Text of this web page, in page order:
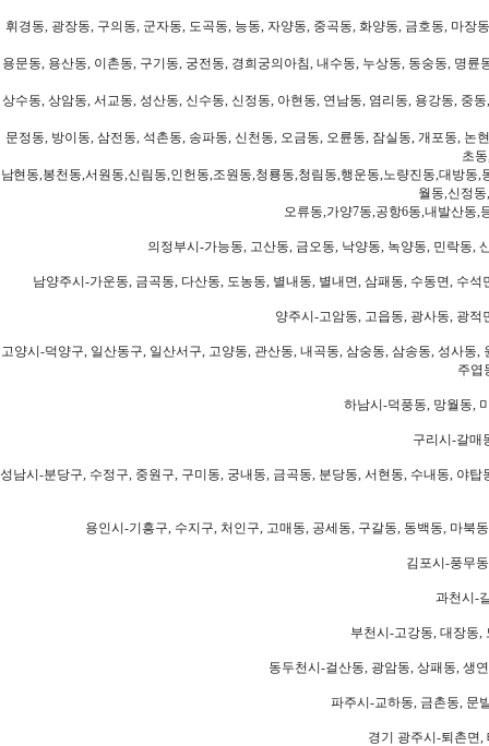
휘경동, 광장동, 구의동, 군자동, 도곡동, 능동, 자양동, 중곡동, 화양동, 금호동, 마
용문동, 용산동, 이촌동, 구기동, 궁전동, 경희궁의아침, 내수동, 누상동, 동숭동, 명
상수동, 상암동, 서교동, 성산동, 신수동, 신정동, 아현동, 연남동, 염리동, 용강동, 중
문정동, 방이동, 삼전동, 석촌동, 송파동, 신천동, 오금동, 오륜동, 잠실동, 개포동,
초
남현동,봉천동,서원동,신림동,인헌동,조원동,청룡동,청림동,행운동,노량진동,대방
월동,신정
오류동,가양7동,공항6동,내발산동,
의정부시-가능동, 고산동, 금오동, 낙양동, 녹양동, 민락동,
남양주시-가운동, 금곡동, 다산동, 도농동, 별내동, 별내면, 삼패동, 수동면, 수
양주시-고암동, 고읍동, 광사동, 광
고양시-덕양구, 일산동구, 일산서구, 고양동, 관산동, 내곡동, 삼숭동, 삼송동, 성사
주엽
하남시-덕풍동, 망월동,
구리시-갈매
성남시-분당구, 수정구, 중원구, 구미동, 궁내동, 금곡동, 분당동, 서현동, 수내동, 야
용인시-기흥구, 수지구, 처인구, 고매동, 공세동, 구갈동, 동백동, 마북
김포시-풍무
과천시-
부천시-고강동, 대장동,
동두천시-걸산동, 광암동, 상패동, 생
파주시-교하동, 금촌동, 문
경기 광주시-퇴촌면,